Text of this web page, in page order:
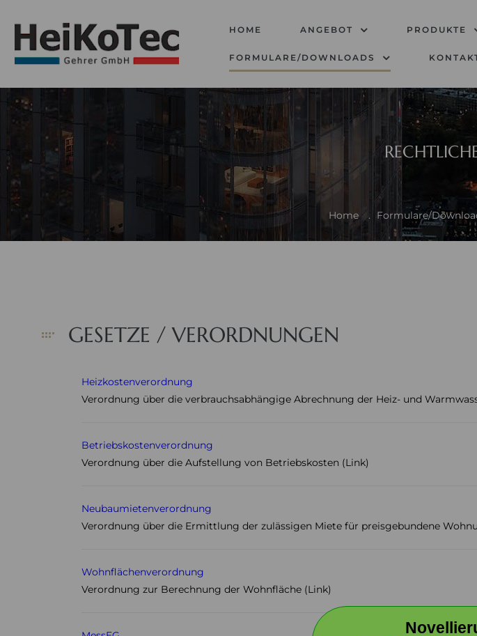
HOME ANGEBOT PRODUKTE
FORMULARE/DOWNLOADS
Home . Formulare/
GESETZE / VERORDNUNGEN
Heizkostenverordnung
Verordnung über die verbrauchsabhängige Abrechnung der Heiz- und
Betriebskostenverordnung
Verordnung über die Aufstellung von Betriebskosten (Link)
Neubaumietenverordnung
Verordnung über die Ermittlung der zulässigen Miete für preisgebundene
Wohnflächenverordnung
Verordnung zur Berechnung der Wohnfläche (Link)